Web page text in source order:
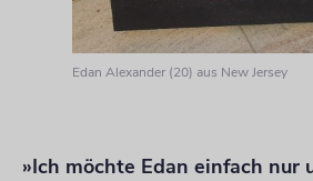
Edan Alexander (20) aus New Jersey
»Ich möchte Edan einfach nur